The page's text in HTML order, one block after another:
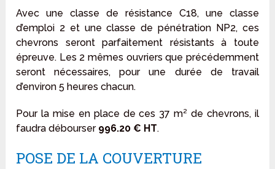
Avec une classe de résistance C18, une classe
d’emploi 2 et une classe de pénétration NP2, ces
chevrons seront parfaitement résistants à toute
épreuve. Les 2 mêmes ouvriers que précédemment
seront nécessaires, pour une durée de travail
d’environ 5 heures chacun.
Pour la mise en place de ces 37 m² de chevrons, il
faudra débourser 996.20 € HT.
POSE DE LA COUVERTURE